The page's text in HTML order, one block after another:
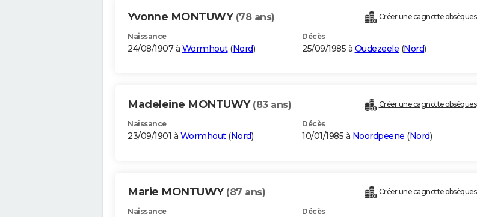
Yvonne MONTUWY (78 ans) Créer une cagnotte obsèques
Naissance
24/08/1907 à Wormhout(Nord)
Décès
25/09/1985 à Oudezeele (Nord)
Madeleine MONTUWY (83 ans) Créer une cagnotte obsèques
Naissance
23/09/1901 à Wormhout(Nord)
Décès
10/01/1985 à Noordpeene (Nord)
Marie MONTUWY (87 ans) Créer une cagnotte obsèques
Naissance Décès